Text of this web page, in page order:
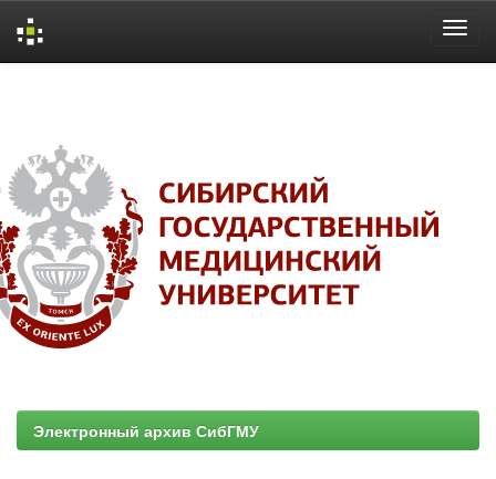
Электронный архив СибГМУ